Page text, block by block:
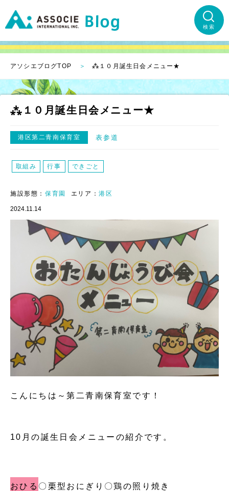
検索
アソシエブログTOP ⁂１０月誕生日会メニュー★
⁂１０月誕生日会メニュー★
港区第二青南保育室 表参道
取組み 行事 できごと
施設形態： 保育園 エリア：港区
2024.11.14
こんにちは～第二青南保育室です！
10月の誕生日会メニューの紹介です。
おひる 〇栗型おにぎり 〇鶏の照り焼き